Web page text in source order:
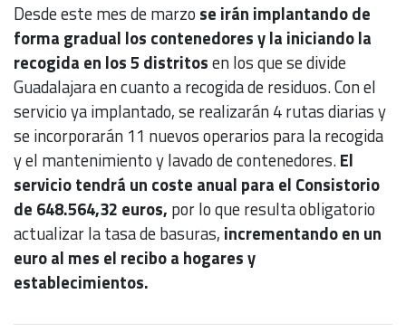
Desde este mes de marzo se irán implantando de
forma gradual los contenedores y la iniciando la
recogida en los 5 distritosen los que se divide
Guadalajara en cuanto a recogida de residuos. Con el
servicio ya implantado, se realizarán 4 rutas diarias y
se incorporarán 11 nuevos operarios para la recogida
y el mantenimiento y lavado de contenedores.El
servicio tendrá un coste anual para el Consistorio
de 648.564,32 euros, por lo que resulta obligatorio
actualizar la tasa de basuras, incrementando en un
euro al mes el recibo a hogares y
establecimientos.